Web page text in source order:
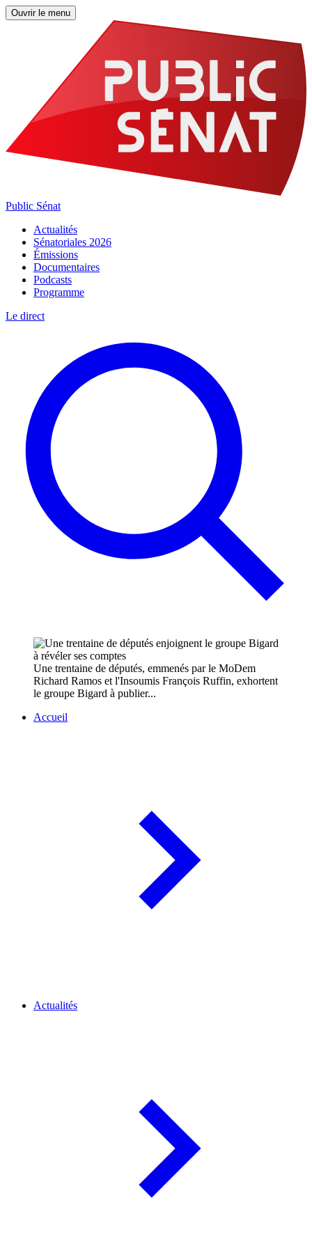
Ouvrir le menu
Public Sénat
Actualités
Sénatoriales 2026
Émissions
Documentaires
Podcasts
Programme
Le direct
Une trentaine de députés, emmenés par le MoDem
Richard Ramos et l'Insoumis François Ruffin, exhortent
le groupe Bigard à publier...
Accueil
Actualités